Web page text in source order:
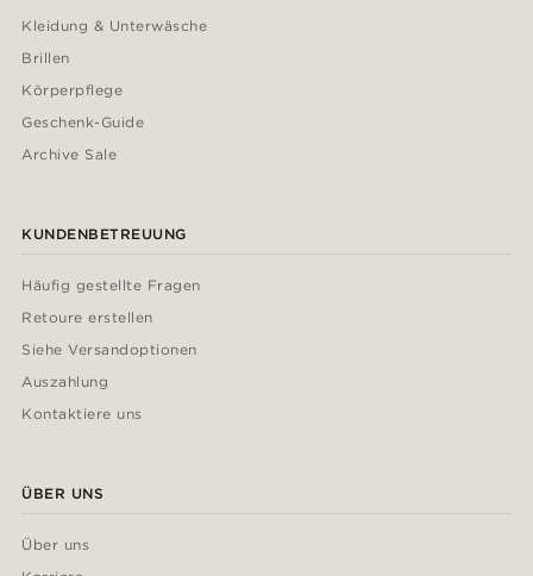
Kleidung & Unterwäsche
Brillen
Körperpflege
Geschenk-Guide
Archive Sale
KUNDENBETREUUNG
Häufig gestellte Fragen
Retoure erstellen
Siehe Versandoptionen
Auszahlung
Kontaktiere uns
ÜBER UNS
Über uns